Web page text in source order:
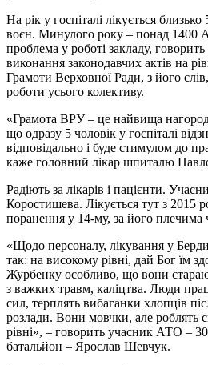
На рік у госпіталі лікується
воєн. Минулого року – понад 1400
проблема у роботі закладу,
виконання законодавчих актів на
Грамоти Верховної Ради, з його
роботи усього колективу.
«Грамота ВРУ – це найвища
що одразу 5 чоловік у госпіталі
відповідально і буде стимулом до
каже головний лікар шпиталю
Радіють за лікарів і пацієнти.
Коростишева. Лікується тут з 2015
поранення у 14-му, за його плечима
«Щодо персоналу, лікування у
так: на високому рівні, дай Бог їм
Журбенку особливо, що вони
з важких травм, каліцтва. Люди
сил, терплять вибаганки хлопців
розлади. Вони мовчки, але роблять
рівні», – говорить учасник АТО –
батальйон – Ярослав Шевчук.